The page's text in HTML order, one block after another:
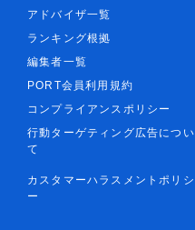
アドバイザ一覧
ランキング根拠
編集者一覧
PORT会員利用規約
コンプライアンスポリシー
行動ターゲティング広告につい
て
カスタマーハラスメントポリシ
ー